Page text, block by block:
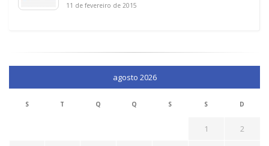
11 de fevereiro de 2015
agosto 2026
S T Q Q S S D
1 2